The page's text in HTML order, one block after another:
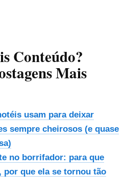
Conteúdo?
Mais
usam para deixar
sempre cheirosos (e quase
no borrifador: para que
por que ela se tornou tão